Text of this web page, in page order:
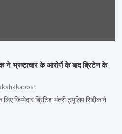
ने भ्रष्टाचार के आरोपों के बाद ब्रिटेन के
जिम्मेदार ब्रिटिश मंत्री ट्यूलिप सिद्दीक ने